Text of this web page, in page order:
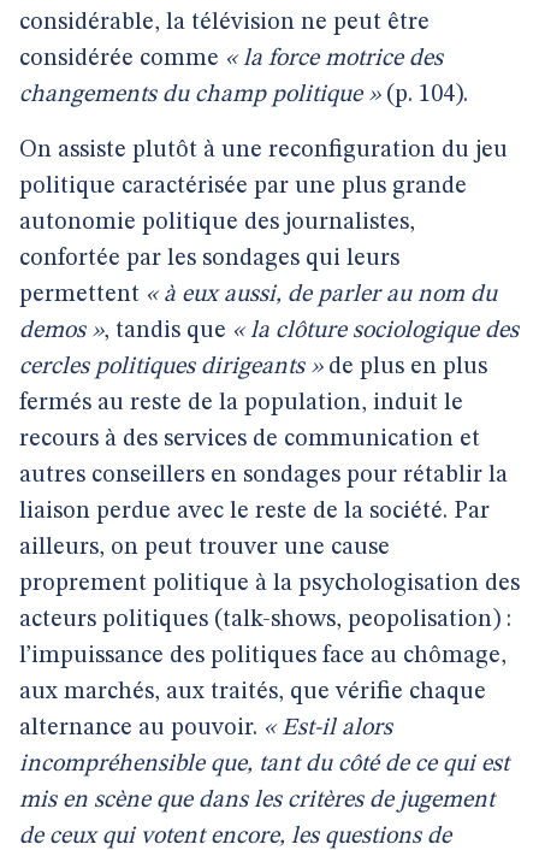
considérable, la télévision ne peut être
considérée comme « la force motrice des
changements du champ politique »(p. 104).
On assiste plutôt à une reconfiguration du jeu
politique caractérisée par une plus grande
autonomie politique des journalistes,
confortée par les sondages qui leurs
permettent « à eux aussi, de parler au nom du
demos », tandis que « la clôture sociologique des
cercles politiques dirigeants »de plus en plus
fermés au reste de la population, induit le
recours à des services de communication et
autres conseillers en sondages pour rétablir la
liaison perdue avec le reste de la société. Par
ailleurs, on peut trouver une cause
proprement politique à la psychologisation des
acteurs politiques (talk-shows, peopolisation) :
l’impuissance des politiques face au chômage,
aux marchés, aux traités, que vérifie chaque
alternance au pouvoir. « Est-il alors
incompréhensible que, tant du côté de ce qui est
mis en scène que dans les critères de jugement
de ceux qui votent encore, les questions de